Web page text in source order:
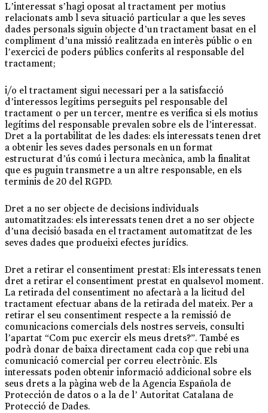
L’interessat s’hagi oposat al tractament per motius
relacionats amb l seva situació particular a que les seves
dades personals siguin objecte d’un tractament basat en el
compliment d’una missió realitzada en interès públic o en
l’exercici de poders públics conferits al responsable del
tractament;
i/o el tractament sigui necessari per a la satisfacció
d’interessos legítims perseguits pel responsable del
tractament o per un tercer, mentre es verifica si els motius
legítims del responsable prevalen sobre els de l’interessat.
Dret a la portabilitat de les dades: els interessats tenen dret
a obtenir les seves dades personals en un format
estructurat d’ús comú i lectura mecànica, amb la finalitat
que es puguin transmetre a un altre responsable, en els
terminis de 20 del RGPD.
Dret a no ser objecte de decisions individuals
automatitzades: els interessats tenen dret a no ser objecte
d’una decisió basada en el tractament automatitzat de les
seves dades que produeixi efectes jurídics.
Dret a retirar el consentiment prestat: Els interessats tenen
dret a retirar el consentiment prestat en qualsevol moment.
La retirada del consentiment no afectarà a la licitud del
tractament efectuar abans de la retirada del mateix. Per a
retirar el seu consentiment respecte a la remissió de
comunicacions comercials dels nostres serveis, consulti
l’apartat “Com puc exercir els meus drets?”. També es
podrà donar de baixa directament cada cop que rebi una
comunicació comercial per correu electrònic. Els
interessats poden obtenir informació addicional sobre els
seus drets a la pàgina web de la Agencia Española de
Protección de datos o a la de l’ Autoritat Catalana de
Protecció de Dades.